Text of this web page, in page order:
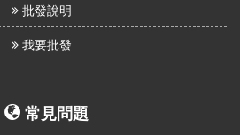
批發說明
我要批發
常見問題